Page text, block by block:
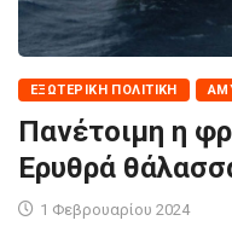
ΕΞΩΤΕΡΙΚΉ ΠΟΛΙΤΙΚΉ
Πανέτοιμη η
Ερυθρά
1 Φεβρουαρίου 2024